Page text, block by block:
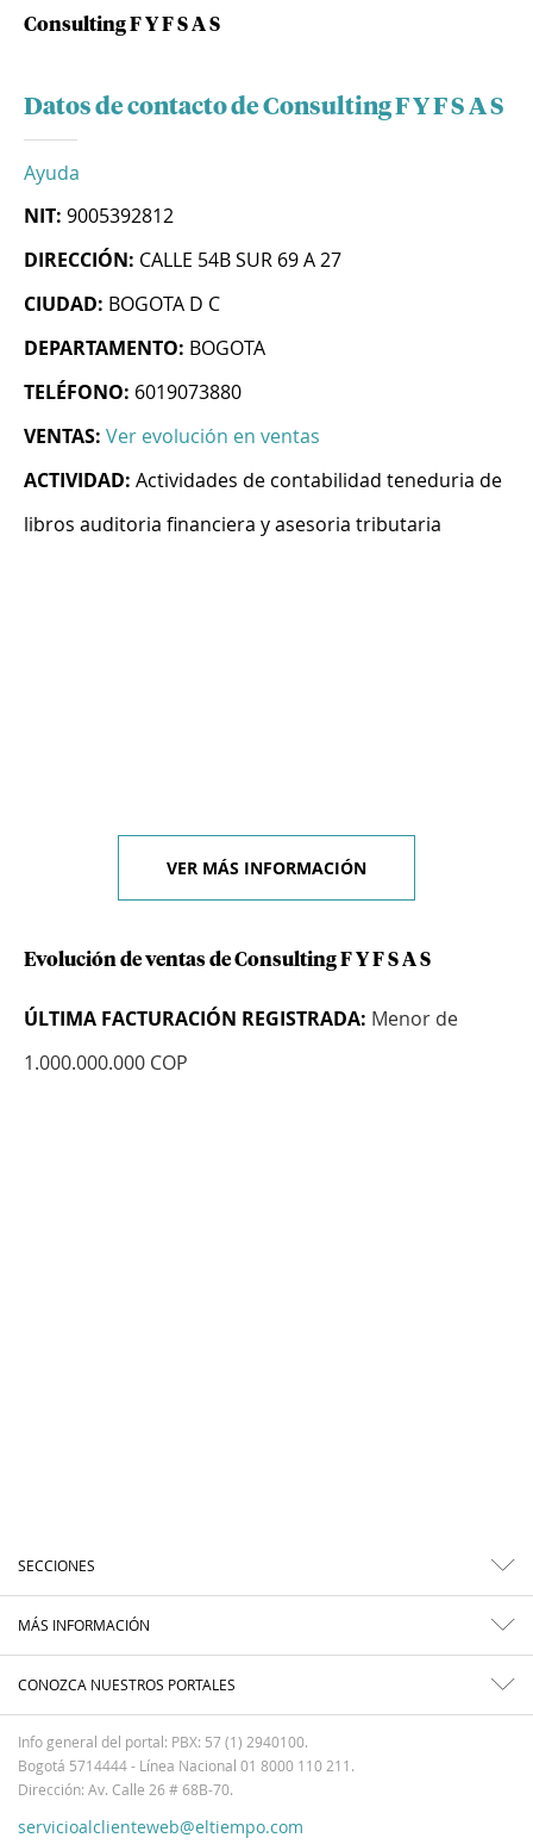
Consulting F Y F S A S
Datos de contacto de Consulting F Y F S A S
Ayuda
NIT: 9005392812
DIRECCIÓN: CALLE 54B SUR 69 A 27
CIUDAD: BOGOTA D C
DEPARTAMENTO: BOGOTA
TELÉFONO: 6019073880
VENTAS: Ver evolución en ventas
ACTIVIDAD: Actividades de contabilidad teneduria de
libros auditoria financiera y asesoria tributaria
VER MÁS INFORMACIÓN
Evolución de ventas de Consulting F Y F S A S
ÚLTIMA FACTURACIÓN REGISTRADA: Menor de
1.000.000.000 COP
SECCIONES
MÁS INFORMACIÓN
CONOZCA NUESTROS PORTALES
Info general del portal: PBX: 57 (1) 2940100.
Bogotá 5714444 - Línea Nacional 01 8000 110 211.
Dirección: Av. Calle 26 # 68B-70.
servicioalclienteweb@eltiempo.com